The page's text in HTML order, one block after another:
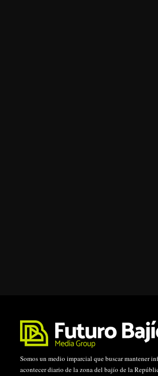
Somos un medio imparcial que buscar mantener
acontecer diario de la zona del bajío de la